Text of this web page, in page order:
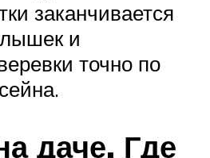
заканчивается
и
точно по
даче. Где